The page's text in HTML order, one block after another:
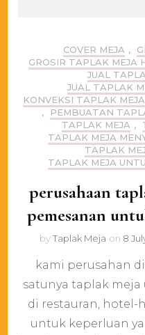
COVER MEJA ,
GROSIR TAPLAK MEJA
JUAL
JUAL TAPLAK
KONVEKSI TAPLAK MEJA
,
PEMBUATAN
TAPLAK MEJA ,
TAPLAK MEJA
TAPLAK
TAPLAK MEJA
perusahaan
pemesanan
byTaplak Meja on 8
kami perusahan
satunya taplak
di restauran, hotel-
untuk keperluan